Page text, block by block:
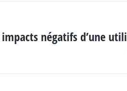
impacts négatifs d’une